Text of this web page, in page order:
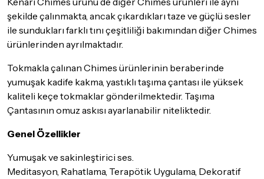
şekilde çalınmakta, ancak çıkardıkları taze ve güçlü sesler
ile sundukları farklı tını çeşitliliği bakımından diğer Chimes
ürünlerinden ayrılmaktadır.
Tokmakla çalınan Chimes ürünlerinin beraberinde
yumuşak kadife kakma, yastıklı taşıma çantası ile yüksek
kaliteli keçe tokmaklar gönderilmektedir. Taşıma
Çantasının omuz askısı ayarlanabilir niteliktedir.
Genel Özellikler
Yumuşak ve sakinleştirici ses.
Meditasyon, Rahatlama, Terapötik Uygulama, Dekoratif